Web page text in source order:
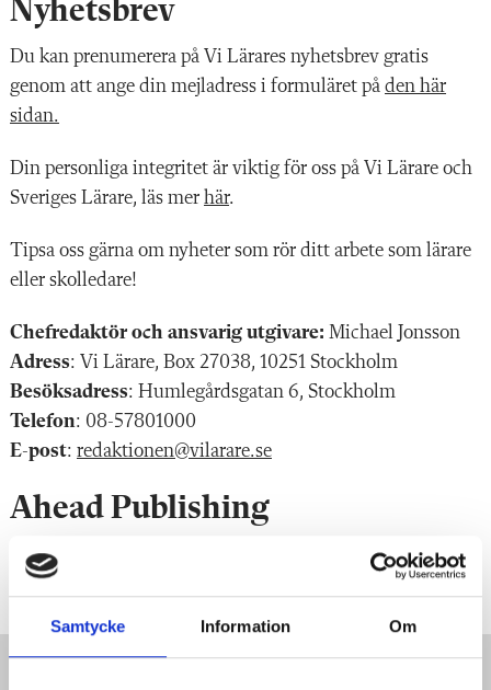
Samtycke Information Om
Nyhetsbrev
Du kan prenumerera på Vi Lärares nyhetsbrev gratis
genom att ange din mejladress i formuläret på den här
sidan.
Din personliga integritet är viktig för oss på Vi Lärare och
Sveriges Lärare, läs mer här.
Tipsa oss gärna om nyheter som rör ditt arbete som lärare
eller skolledare!
Chefredaktör och ansvarig utgivare: Michael Jonsson
Adress: Vi Lärare, Box 27038, 10251 Stockholm
Besöksadress: Humlegårdsgatan 6, Stockholm
Telefon: 08-57801000
E-post: redaktionen@vilarare.se
Ahead Publishing
Vi Lärare produceras av Ahead Publishing.